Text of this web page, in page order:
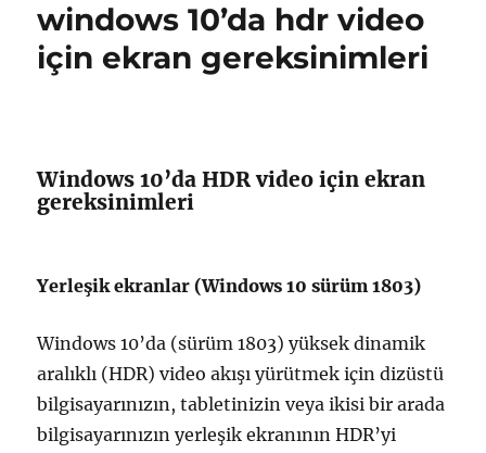
Ana
Bilgisayar
İşlemi
windows 10’da hdr video
için ekran gereksinimleri
Windows 10’da HDR video için ekran
gereksinimleri
Yerleşik ekranlar (Windows 10 sürüm 1803)
Windows 10’da (sürüm 1803) yüksek dinamik
aralıklı (HDR) video akışı yürütmek için dizüstü
bilgisayarınızın, tabletinizin veya ikisi bir arada
bilgisayarınızın yerleşik ekranının HDR’yi